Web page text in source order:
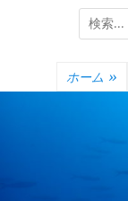
検
索:
ホーム »